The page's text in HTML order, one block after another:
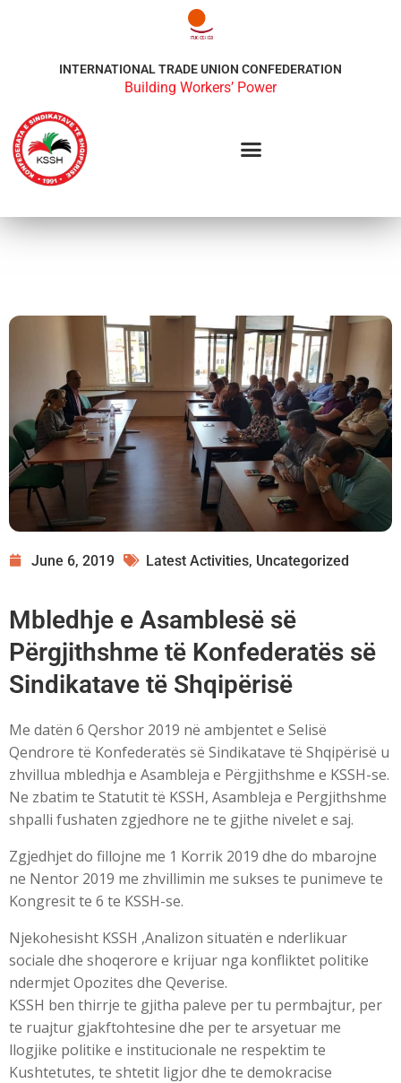
INTERNATIONAL TRADE UNION CONFEDERATION
Building Workers’ Power
June 6, 2019 Latest Activities, Uncategorized
Mbledhje e Asamblesë së
Përgjithshme të Konfederatës së
Sindikatave të Shqipërisë
Me datën 6 Qershor 2019 në ambjentet e Selisë
Qendrore të Konfederatës së Sindikatave të Shqipërisë u
zhvillua mbledhja e Asambleja e Përgjithshme e KSSH-se.
Ne zbatim te Statutit të KSSH, Asambleja e Pergjithshme
shpalli fushaten zgjedhore ne te gjithe nivelet e saj.
Zgjedhjet do fillojne me 1 Korrik 2019 dhe do mbarojne
ne Nentor 2019 me zhvillimin me sukses te punimeve te
Kongresit te 6 te KSSH-se.
Njekohesisht KSSH ,Analizon situatën e nderlikuar
sociale dhe shoqerore e krijuar nga konfliktet politike
ndermjet Opozites dhe Qeverise.
KSSH ben thirrje te gjitha paleve per tu permbajtur, per
te ruajtur gjakftohtesine dhe per te arsyetuar me
llogjike politike e institucionale ne respektim te
Kushtetutes, te shtetit ligjor dhe te demokracise